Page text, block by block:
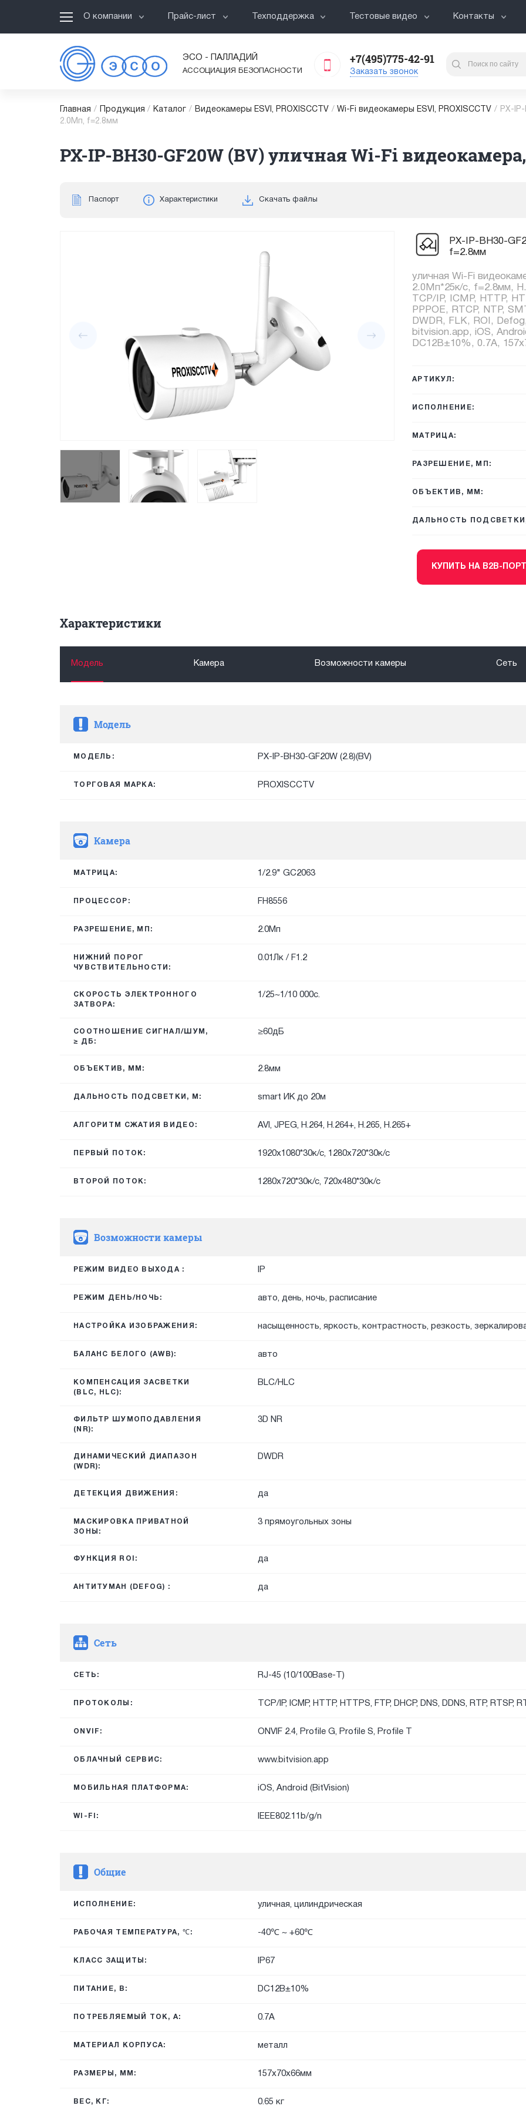
О компании Прайс-лист Техподдержка Тестовые видео Контакты
ЭСО - ПАЛЛАДИЙ
АССОЦИАЦИЯ БЕЗОПАСНОСТИ
+7(495)775-42-91
Заказать звонок
Главная / Продукция / Каталог / Видеокамеры ESVI, PROXISCCTV / Wi-Fi видеокамеры ESVI, PROXISCCTV /
PX-
2.0Мп, f=2.8мм
PX-IP-BH30-GF20W (BV) уличная Wi-Fi
Паспорт Характеристики Скачать файлы
PX-IP-BH30-
f=2.8мм
уличная Wi-Fi
2.0Мп*25к/с, f=2.8мм,
TCP/IP, ICMP, HTTP,
PPPOE, RTCP, NTP,
DWDR, FLK, ROI,
bitvision.app, iOS,
DC12В±10%, 0.7А,
АРТИКУЛ:
ИСПОЛНЕНИЕ:
МАТРИЦА:
РАЗРЕШЕНИЕ, МП:
ОБЪЕКТИВ, ММ:
ДАЛЬНОСТЬ
КУПИТЬ НА B2B-
Характеристики
Модель Камера Возможности камеры Сеть
Модель
МОДЕЛЬ: PX-IP-BH30-GF20W (2.8)(BV)
ТОРГОВАЯ МАРКА: PROXISCCTV
Камера
МАТРИЦА: 1/2.9" GC2063
ПРОЦЕССОР: FH8556
РАЗРЕШЕНИЕ, МП: 2.0Мп
НИЖНИЙ ПОРОГ
ЧУВСТВИТЕЛЬНОСТИ:
0.01Лк / F1.2
СКОРОСТЬ ЭЛЕКТРОННОГО
ЗАТВОРА:
1/25~1/10 000с.
СООТНОШЕНИЕ СИГНАЛ/ШУМ,
≥ ДБ:
≥60дБ
ОБЪЕКТИВ, ММ: 2.8мм
ДАЛЬНОСТЬ ПОДСВЕТКИ, М: smart ИК до 20м
АЛГОРИТМ СЖАТИЯ ВИДЕО: AVI, JPEG, H.264, H.264+, H.265, H.265+
ПЕРВЫЙ ПОТОК: 1920х1080*30к/с, 1280х720*30к/с
ВТОРОЙ ПОТОК: 1280х720*30к/с, 720х480*30к/с
Возможности камеры
РЕЖИМ ВИДЕО ВЫХОДА : IP
РЕЖИМ ДЕНЬ/НОЧЬ: авто, день, ночь, расписание
НАСТРОЙКА ИЗОБРАЖЕНИЯ: насыщенность, яркость, контрастность, резкость,
БАЛАНС БЕЛОГО (AWB): авто
КОМПЕНСАЦИЯ ЗАСВЕТКИ
(BLC, HLC):
BLC/HLC
ФИЛЬТР ШУМОПОДАВЛЕНИЯ
(NR):
3D NR
ДИНАМИЧЕСКИЙ ДИАПАЗОН
(WDR):
DWDR
ДЕТЕКЦИЯ ДВИЖЕНИЯ: да
МАСКИРОВКА ПРИВАТНОЙ
ЗОНЫ:
3 прямоугольных зоны
ФУНКЦИЯ ROI: да
АНТИТУМАН (DEFOG) : да
Сеть
СЕТЬ: RJ-45 (10/100Base-T)
ПРОТОКОЛЫ: TCP/IP, ICMP, HTTP, HTTPS, FTP, DHCP, DNS, DDNS, RTP, RTSP,
ONVIF: ONVIF 2.4, Profile G, Profile S, Profile T
ОБЛАЧНЫЙ СЕРВИС: www.bitvision.app
МОБИЛЬНАЯ ПЛАТФОРМА: iOS, Android (BitVision)
WI-FI: IEEE802.11b/g/n
Общие
ИСПОЛНЕНИЕ: уличная, цилиндрическая
РАБОЧАЯ ТЕМПЕРАТУРА, ℃: -40℃ ~ +60℃
КЛАСС ЗАЩИТЫ: IP67
ПИТАНИЕ, В: DC12В±10%
ПОТРЕБЛЯЕМЫЙ ТОК, А: 0.7A
МАТЕРИАЛ КОРПУСА: металл
РАЗМЕРЫ, ММ: 157х70x66мм
ВЕС, КГ: 0.65 кг